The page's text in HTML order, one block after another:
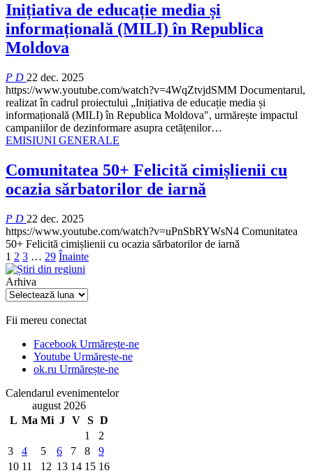
Inițiativa de educație media și
informațională (MILI) în Republica
Moldova
P D 22 dec. 2025
https://www.youtube.com/watch?v=4WqZtvjdSMM Documentarul,
realizat în cadrul proiectului „Inițiativa de educație media și
informațională (MILI) în Republica Moldova", urmărește impactul
campaniilor de dezinformare asupra cetățenilor…
EMISIUNI GENERALE
Comunitatea 50+ Felicită cimișlienii cu
ocazia sărbatorilor de iarnă
P D 22 dec. 2025
https://www.youtube.com/watch?v=uPnSbRYWsN4 Comunitatea
50+ Felicită cimișlienii cu ocazia sărbatorilor de iarnă
1 2 3 … 29 Înainte
Arhiva
Arhiva
Fii mereu conectat
Facebook Urmărește-ne
Youtube Urmărește-ne
ok.ru Urmărește-ne
Calendarul evenimentelor
august 2026
L Ma Mi J V S D
1
2
3
4 5 6 7 8
9
10 11 12 13 14 15 16